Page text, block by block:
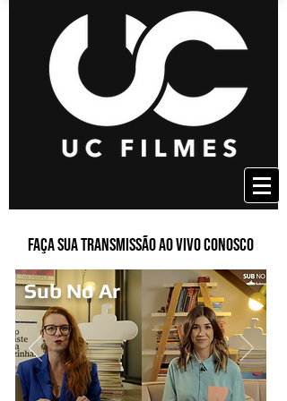
Faça sua transmissão ao vivo conosco
Sub No Ar